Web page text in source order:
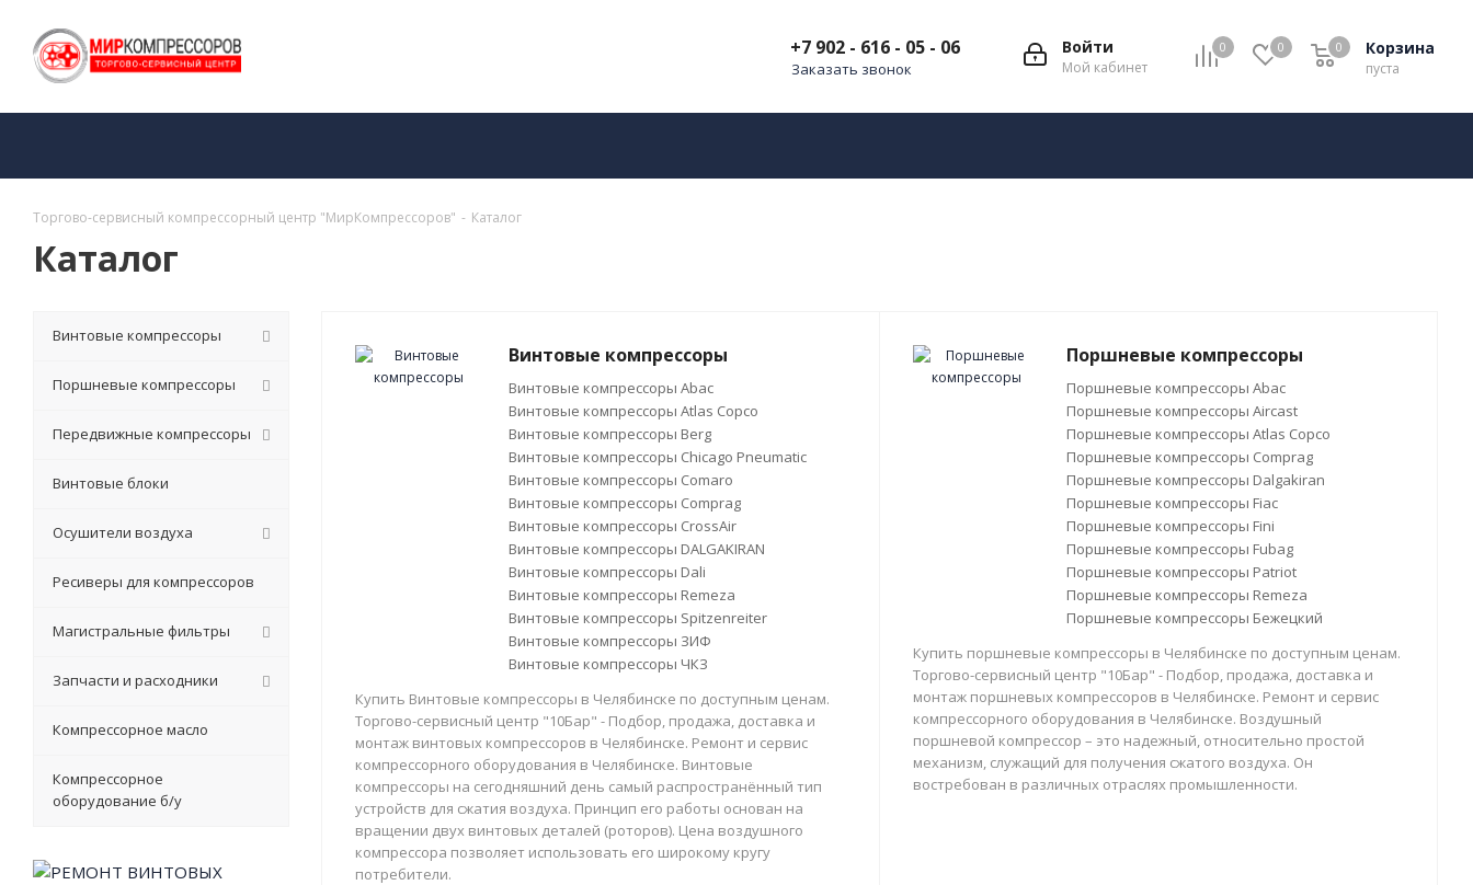
0 0 Корзина
пуста
0
Войти
Мой кабинет
+7 902 - 616 - 05 - 06
Заказать звонок
Торгово-сервисный компрессорный центр "МирКомпрессоров" - Каталог
Каталог
Винтовые компрессоры
Винтовые компрессоры Abac
Винтовые компрессоры Atlas Copco
Винтовые компрессоры Berg
Винтовые компрессоры Chicago Pneumatic
Винтовые компрессоры Comaro
Винтовые компрессоры Comprag
Винтовые компрессоры CrossAir
Винтовые компрессоры DALGAKIRAN
Винтовые компрессоры Dali
Винтовые компрессоры Remeza
Винтовые компрессоры Spitzenreiter
Винтовые компрессоры ЗИФ
Винтовые компрессоры ЧКЗ
Купить Винтовые компрессоры в Челябинске по доступным ценам.
Торгово-сервисный центр "10Бар" - Подбор, продажа, доставка и
монтаж винтовых компрессоров в Челябинске. Ремонт и сервис
компрессорного оборудования в Челябинске. Винтовые
компрессоры на сегодняшний день самый распространённый тип
устройств для сжатия воздуха. Принцип его работы основан на
вращении двух винтовых деталей (роторов). Цена воздушного
компрессора позволяет использовать его широкому кругу
потребители.
Поршневые компрессоры
Поршневые компрессоры Abac
Поршневые компрессоры Aircast
Поршневые компрессоры Atlas Copco
Поршневые компрессоры Comprag
Поршневые компрессоры Dalgakiran
Поршневые компрессоры Fiac
Поршневые компрессоры Fini
Поршневые компрессоры Fubag
Поршневые компрессоры Patriot
Поршневые компрессоры Remeza
Поршневые компрессоры Бежецкий
Купить поршневые компрессоры в Челябинске по доступным ценам.
Торгово-сервисный центр "10Бар" - Подбор, продажа, доставка и
монтаж поршневых компрессоров в Челябинске. Ремонт и сервис
компрессорного оборудования в Челябинске. Воздушный
поршневой компрессор – это надежный, относительно простой
механизм, служащий для получения сжатого воздуха. Он
востребован в различных отраслях промышленности.
Винтовые компрессоры
Поршневые компрессоры
Передвижные компрессоры
Винтовые блоки
Осушители воздуха
Ресиверы для компрессоров
Магистральные фильтры
Запчасти и расходники
Компрессорное масло
Компрессорное
оборудование б/у